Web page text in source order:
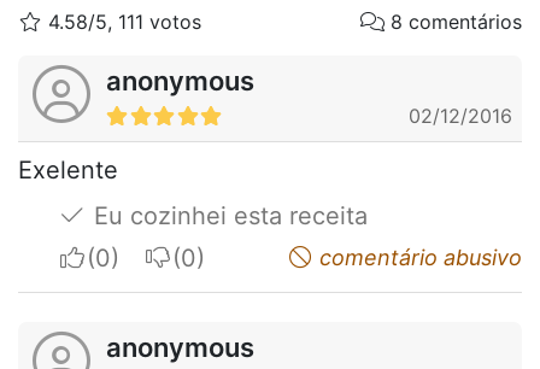
4.58/5, 111 votos 8 comentários
anonymous
02/12/2016
Exelente
Eu cozinhei esta receita
I apreciateI do not appreciatecomentário abusivo
anonymous